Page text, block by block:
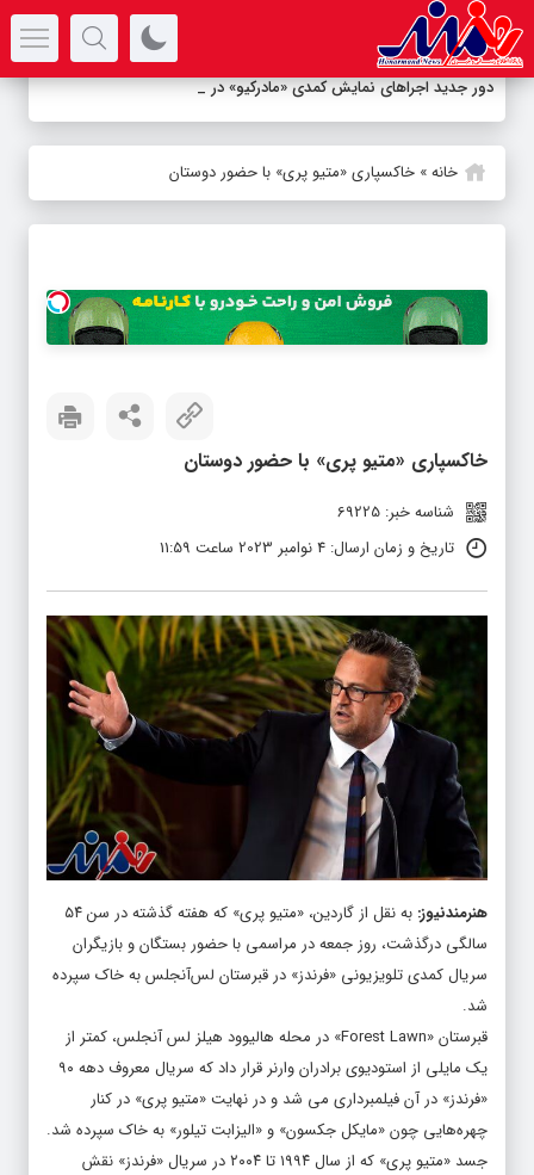
دور جدید اجراهای نمایش کمدی «مادرکیو» در عمارت_
خانه» خاکسپاری «متیو پری» با حضور دوستان
خاکسپاری «متیو پری» با حضور دوستان
شناسه خبر: 69225
تاریخ و زمان ارسال: 4 نوامبر 2023 ساعت 11:59
هنرمندنیوز:
به نقل از گاردین، «متیو پری» که هفته گذشته در سن ۵۴
سالگی درگذشت، روز جمعه در مراسمی با حضور بستگان و بازیگران
سریال کمدی تلویزیونی «فرندز» در قبرستان لس‌آنجلس به خاک سپرده
شد.
قبرستان «Forest Lawn» در محله هالیوود هیلز لس آنجلس، کمتر از
یک مایلی از استودیوی برادران وارنر قرار داد که سریال معروف دهه ۹۰
«فرندز» در آن فیلمبرداری می شد و در نهایت «متیو پری» در کنار
چهره‌هایی چون «مایکل جکسون» و «الیزابت تیلور» به خاک سپرده شد.
جسد «متیو پری» که از سال ۱۹۹۴ تا ۲۰۰۴ در سریال «فرندز» نقش